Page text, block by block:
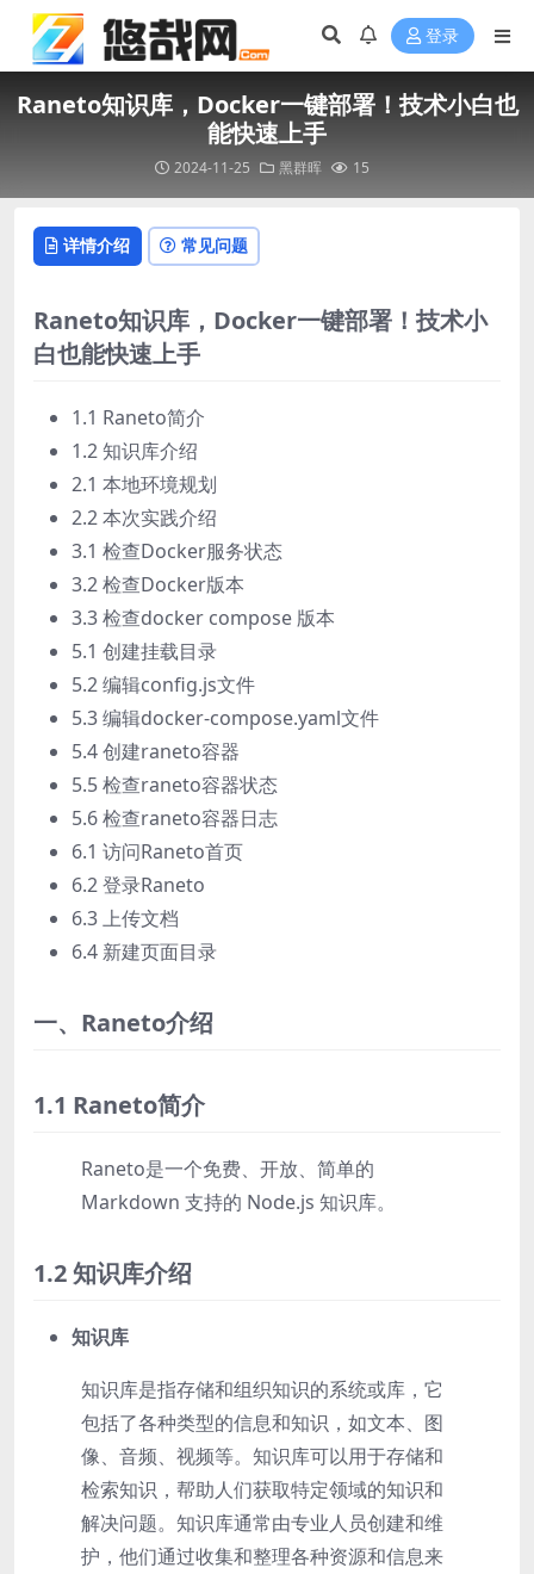
登录
Raneto知识库，Docker一键部署！技术小白也
能快速上手
2024-11-25 黑群晖 15
详情介绍 常见问题
Raneto知识库，Docker一键部署！技术小
白也能快速上手
1.1 Raneto简介
1.2 知识库介绍
2.1 本地环境规划
2.2 本次实践介绍
3.1 检查Docker服务状态
3.2 检查Docker版本
3.3 检查docker compose 版本
5.1 创建挂载目录
5.2 编辑config.js文件
5.3 编辑docker-compose.yaml文件
5.4 创建raneto容器
5.5 检查raneto容器状态
5.6 检查raneto容器日志
6.1 访问Raneto首页
6.2 登录Raneto
6.3 上传文档
6.4 新建页面目录
一、Raneto介绍
1.1 Raneto简介
Raneto是一个免费、开放、简单的
Markdown 支持的 Node.js 知识库。
1.2 知识库介绍
知识库
知识库是指存储和组织知识的系统或库，它
包括了各种类型的信息和知识，如文本、图
像、音频、视频等。知识库可以用于存储和
检索知识，帮助人们获取特定领域的知识和
解决问题。知识库通常由专业人员创建和维
护，他们通过收集和整理各种资源和信息来